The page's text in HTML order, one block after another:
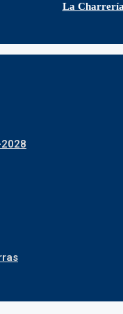
La